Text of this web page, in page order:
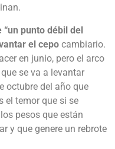
“un punto débil del
el cepo cambiario.
en junio, pero el arco
se va a levantar
octubre del año que
el temor que si se
pesos que están
y que genere un rebrote